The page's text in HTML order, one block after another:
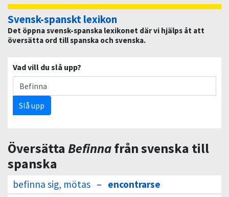
Svensk-spanskt lexikon
Det öppna svensk-spanska lexikonet där vi hjälps åt att
översätta ord till spanska och svenska.
Vad vill du slå upp?
Slå upp
Översätta Befinnafrån svenska till
spanska
befinna sig, mötas – encontrarse